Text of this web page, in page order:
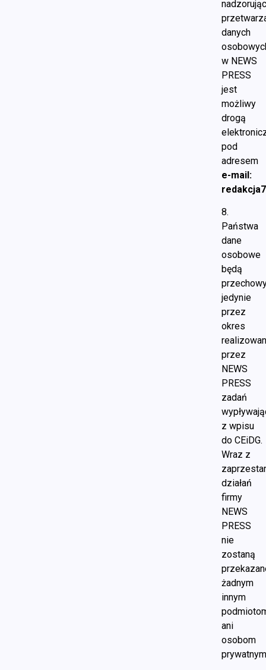
danych
w NEWS
PRESS
jest
możliwy
drogą
pod
adresem
e-mail:
8.
Państwa
dane
osobowe
będą
jedynie
przez
okres
przez
NEWS
PRESS
zadań
z wpisu
do CEiDG.
Wraz z
działań
firmy
NEWS
PRESS
nie
zostaną
żadnym
innym
ani
osobom